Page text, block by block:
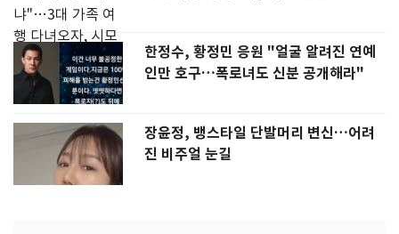
한정수, 황정민 응원 "얼굴 알려진 연예
인만 호구…폭로녀도 신분 공개해라"
장윤정, 뱅스타일 단발머리 변신…어려
진 비주얼 눈길